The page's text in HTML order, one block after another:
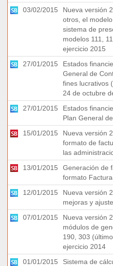
03/02/2015
Nueva versión
otros, el
sistema de
modelos 111,
ejercicio 2015
27/01/2015
Estados
General de
fines lucrativos
24 de octubre
27/01/2015
Estados
Plan General
15/01/2015
Nueva versión
formato de
las
13/01/2015
Generación de
formato
12/01/2015
Nueva versión
mejoras y
07/01/2015
Nueva versión
módulos de
190, 303
ejercicio 2014
01/01/2015
Sistema de